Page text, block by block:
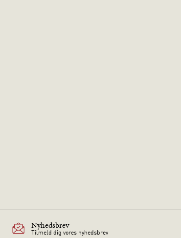
Nyhedsbrev
Tilmeld dig vores nyhedsbrev